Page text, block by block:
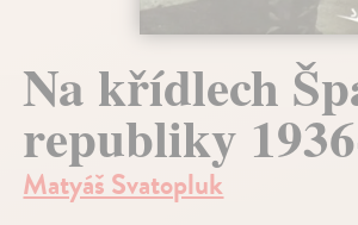
Na křídlech
republiky
Matyáš Svatopluk